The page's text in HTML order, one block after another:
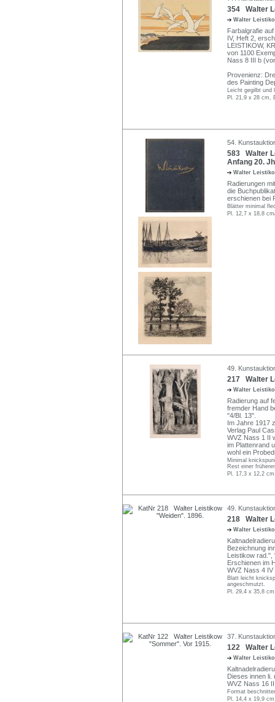
354 Walter
Walter
Farbalgrafie
IV, Heft 2,
LEISTIKOW,
von 1100
Nass 8 III b
Provenienz:
des Painting
Leicht gegilbt
Pl. 21,9 x 28 cm,
54.
583 Walter
Anfang 20.
Walter
Radierungen
die
erschienen bei
Blätter minimal
Pl. 12,7 x 18,8
49.
217 Walter
Walter
Radierung auf
fremder Hand
"4/Bl. 13".
Im Jahre 1917
Verlag Paul
WVZ Nass 1 II
im Plattenrand
wohl ein
Minimal
Rest einer
Pl. 17,3 x 12,2
49.
218 Walter
Walter
Bezeichnung
Leistikow rad.",
Erschienen im
WVZ Nass 4
Blatt leicht
angeschmutzt.
Pl. 29,4 x 35,8
37.
122 Walter
Walter
Dieses innen li.
WVZ Nass 16
Format
Pl. 14,4 x 19,9